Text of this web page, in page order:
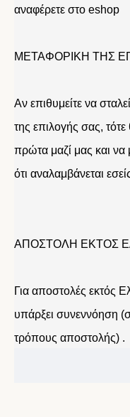
αναφέρετε στο eshop
ΜΕΤΑΦΟΡΙΚΗ ΤΗΣ
Αν επιθυμείτε να
της επιλογής σας,
πρώτα μαζί μας και να
ότι αναλαμβάνεται
ΑΠΟΣΤΟΛΗ ΕΚΤΟΣ
Για αποστολές εκτός
υπάρξει συνεννόηση
τρόπους αποστολής) .